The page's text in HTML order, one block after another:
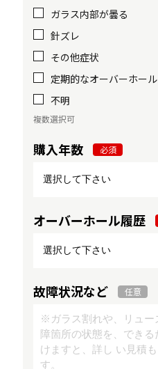
ガラス内部が曇る
針ズレ
その他症状
定期的なオーバーホール
不明
複数選択可
購入年数 必須
オーバーホール履歴
故障状況など 任意